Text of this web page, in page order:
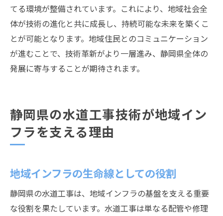
てる環境が整備されています。これにより、地域社会全
体が技術の進化と共に成長し、持続可能な未来を築くこ
とが可能となります。地域住民とのコミュニケーション
が進むことで、技術革新がより一層進み、静岡県全体の
発展に寄与することが期待されます。
静岡県の水道工事技術が地域イン
フラを支える理由
地域インフラの生命線としての役割
静岡県の水道工事は、地域インフラの基盤を支える重要
な役割を果たしています。水道工事は単なる配管や修理